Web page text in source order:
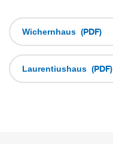
Wichernhaus (PDF)
Laurentiushaus (PDF)